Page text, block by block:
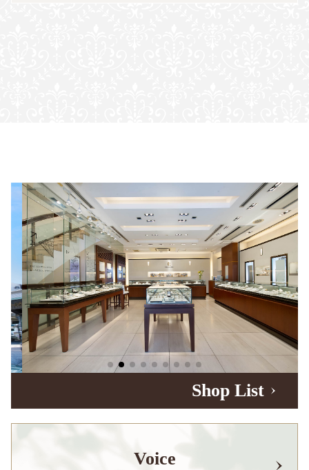
Shop List
Voice